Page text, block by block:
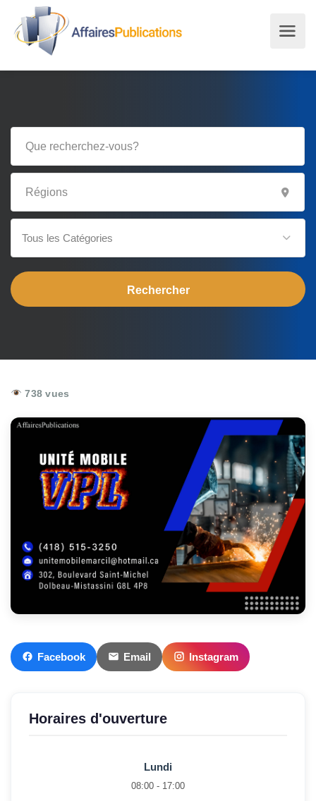
Tous les Catégories
738 vues
Facebook Email Instagram
Horaires d'ouverture
Lundi
08:00 - 17:00